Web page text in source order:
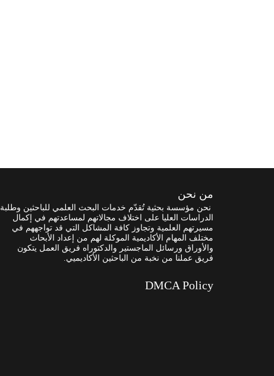
من نحن
نحن مؤسسة بحثية تُقدّم خدمات البحث العلمي للباحثين وطلبة
الدراسات العليا على اختلاف مجالاتهم لمساعدتهم في إكمال
مسيرتهم العلمية وتجاوز كافة المشاكل التي قد تواجههم في
مختلف المهام الأكاديمية الموكلة لهم من إعداد الأبحاث
والأوراق ورسائل الماجستير والدكتوراه فريق العمل يتكون
فريق عملنا من نخبة من الباحثين الأكاديميي.
DMCA Policy